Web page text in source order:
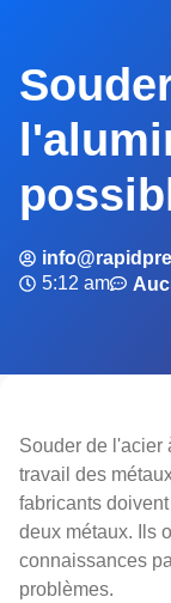
5:12 am
Souder de l'acier
travail des
fabricants
deux métaux. Ils
connaissances
problèmes.